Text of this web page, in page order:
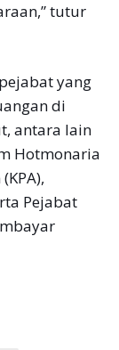
tutur
yang
di
antara lain
Hotmonaria
Pejabat